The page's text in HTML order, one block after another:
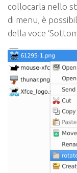
collocarla nello
di menu, è
della voce